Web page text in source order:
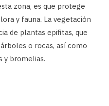
zona, es que protege
y fauna. La vegetación
de plantas epifitas, que
o rocas, así como
y bromelias.